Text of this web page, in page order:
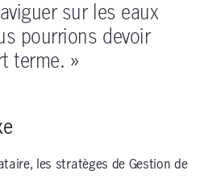
sur les eaux
pourrions devoir
terme. »
les stratèges de Gestion de